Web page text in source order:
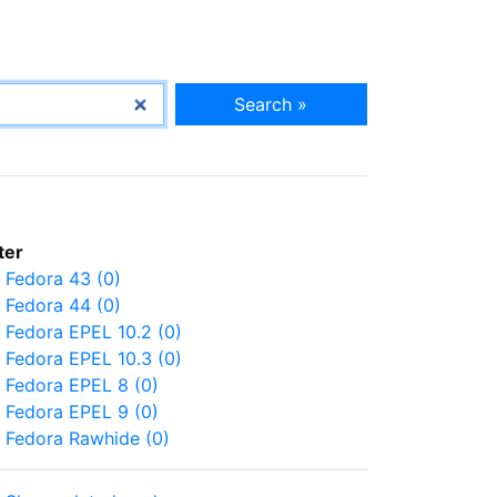
Search »
Fedora 43 (0)
Fedora 44 (0)
Fedora EPEL 10.2 (0)
Fedora EPEL 10.3 (0)
Fedora EPEL 8 (0)
Fedora EPEL 9 (0)
Fedora Rawhide (0)